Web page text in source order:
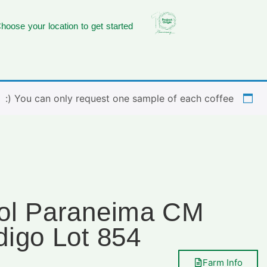
your location to get started
You can only request one sample of each coffee (:
Paraneima CM
Lot 854
Farm Info